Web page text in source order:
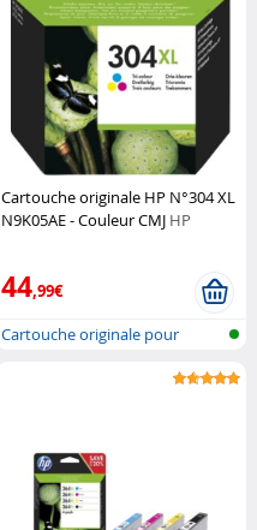
Cartouche originale HP N°304 XL
N9K05AE - Couleur CMJ HP
44,99€
Cartouche originale pour